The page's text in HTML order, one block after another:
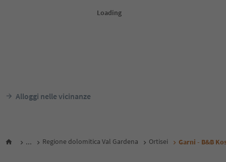
Alloggi nelle vicinanze
... Regione dolomitica Val Gardena Ortisei Garni - B&B